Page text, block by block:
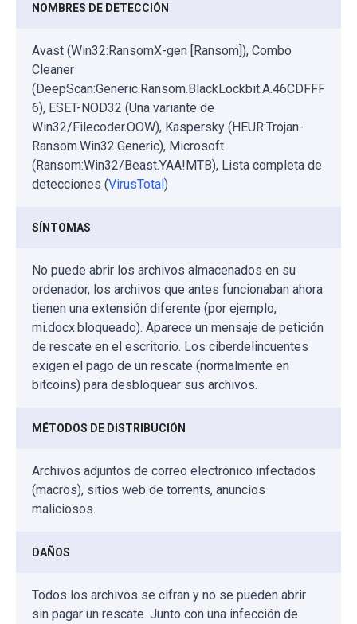
NOMBRES DE DETECCIÓN
Avast (Win32:RansomX-gen [Ransom]), Combo
Cleaner
(DeepScan:Generic.Ransom.BlackLockbit.A.46CDFFF
6), ESET-NOD32 (Una variante de
Win32/Filecoder.OOW), Kaspersky (HEUR:Trojan-
Ransom.Win32.Generic), Microsoft
(Ransom:Win32/Beast.YAA!MTB), Lista completa de
detecciones (VirusTotal)
SÍNTOMAS
No puede abrir los archivos almacenados en su
ordenador, los archivos que antes funcionaban ahora
tienen una extensión diferente (por ejemplo,
mi.docx.bloqueado). Aparece un mensaje de petición
de rescate en el escritorio. Los ciberdelincuentes
exigen el pago de un rescate (normalmente en
bitcoins) para desbloquear sus archivos.
MÉTODOS DE DISTRIBUCIÓN
Archivos adjuntos de correo electrónico infectados
(macros), sitios web de torrents, anuncios
maliciosos.
DAÑOS
Todos los archivos se cifran y no se pueden abrir
sin pagar un rescate. Junto con una infección de